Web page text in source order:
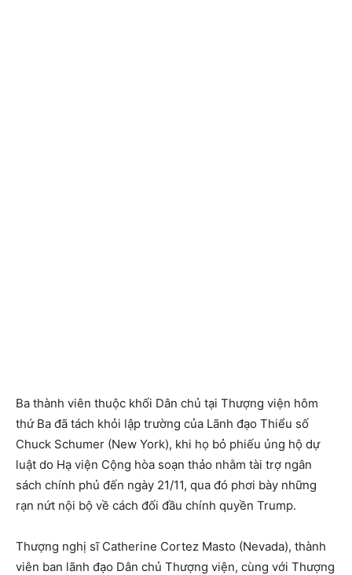
Ba thành viên thuộc khối Dân chủ tại Thượng viện hôm
thứ Ba đã tách khỏi lập trường của Lãnh đạo Thiểu số
Chuck Schumer (New York), khi họ bỏ phiếu ủng hộ dự
luật do Hạ viện Cộng hòa soạn thảo nhằm tài trợ ngân
sách chính phủ đến ngày 21/11, qua đó phơi bày những
rạn nứt nội bộ về cách đối đầu chính quyền Trump.
Thượng nghị sĩ Catherine Cortez Masto (Nevada), thành
viên ban lãnh đạo Dân chủ Thượng viện, cùng với Thượng